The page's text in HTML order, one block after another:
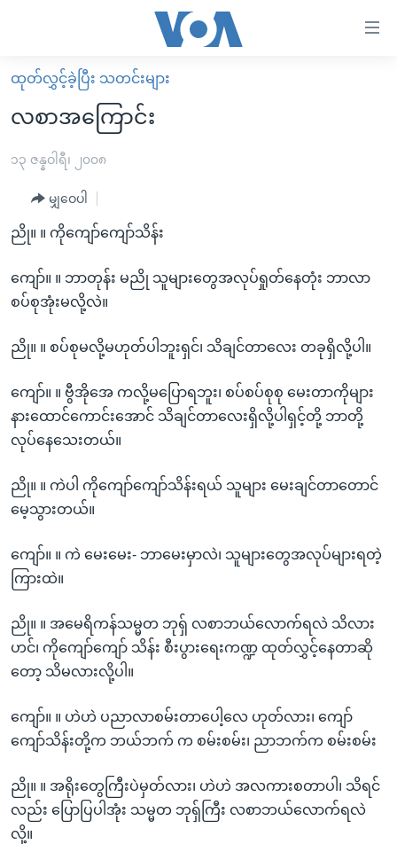
လွယ်ကူ
စေ
Link
များ
ပင်မ
သို့
ကျော်
ရန်
အ
ညွန်း
စာမျက်နှာ
ကျော်
ကြည့်
ရှာဖွေ
ရန်
နေရာ
သို့
ကျော်
မူလစာမျက်နှာ
မြန်မာ
ကမ္ဘာ့သတင်းများ
နိုင်ငံတကာ
အမေရိကန်
အစ္စရေး-ပါလက်စတိုင်း
သတင်းလွတ်လပ်ခွင့်
အင်္ဂလိပ်စာလေ့လာမယ်
အမေရိကန်သုံးအီဒီယံ
မကြေးမုံရဲ့ အင်္ဂလိပ်စာ
ရုပ်ရှင်ထဲက အင်္ဂလိပ်စာ
သုတပဒေသာ အင်္ဂလိပ်စာ
အပတ်စဉ်ကဏ္ဍများ
ရေဒီယို
တီဗွီ
ရေဒီယိုနှင့်ရုပ်သံ အချက်အလက်များ
ရေဒီယို/တီဗွီအစီအစဉ်
Learning English
ဗွီအိုအေ လူမှုကွန်ယက်များ
ဘာသာစကားများ
ထုတ်လွှင့်ခဲ့ပြီး သတင်းများ
လစာအကြောင်း
၁၃ ဇန္နဝါရီ၊ ၂၀၀၈
မျှဝေပါ
ညို။ ။ ကိုကျော်ကျော်သိန်း
ကျော်။ ။ ဘာတုန်း မညို သူများတွေအလုပ်ရှုတ်နေတုံး ဘာလာ
စပ်စုအုံးမလို့လဲ။
ညို။ ။ စပ်စုမလို့မဟုတ်ပါဘူးရှင်၊ သိချင်တာလေး တခုရှိလို့ပါ။
ကျော်။ ။ ဗွီအိုအေ ကလို့မပြောရဘူး၊ စပ်စပ်စုစု မေးတာကိုများ
နားထောင်ကောင်းအောင် သိချင်တာလေးရှိလို့ပါရှင့်တို့ ဘာတို့
လုပ်နေသေးတယ်။
ညို။ ။ ကဲပါ ကိုကျော်ကျော်သိန်းရယ် သူများ မေးချင်တာတောင်
မေ့သွားတယ်။
ကျော်။ ။ ကဲ မေးမေး- ဘာမေးမှာလဲ၊ သူများတွေအလုပ်များရတဲ့
ကြားထဲ။
ညို။ ။ အမေရိကန်သမ္မတ ဘုရှ် လစာဘယ်လောက်ရလဲ သိလား
ဟင်၊ ကိုကျော်ကျော် သိန်း စီးပွားရေးကဏ္ဍ ထုတ်လွှင့်နေတာဆို
တော့ သိမလားလို့ပါ။
ကျော်။ ။ ဟဲဟဲ ပညာလာစမ်းတာပေါ့လေ ဟုတ်လား၊ ကျော်
ကျော်သိန်းတို့က ဘယ်ဘက် က စမ်းစမ်း၊ ညာဘက်က စမ်းစမ်း
ညို။ ။ အရိုးတွေကြီးပဲမှတ်လား၊ ဟဲဟဲ အလကားစတာပါ၊ သိရင်
လည်း ပြောပြပါအုံး သမ္မတ ဘုရှ်ကြီး လစာဘယ်လောက်ရလဲ
လို့။